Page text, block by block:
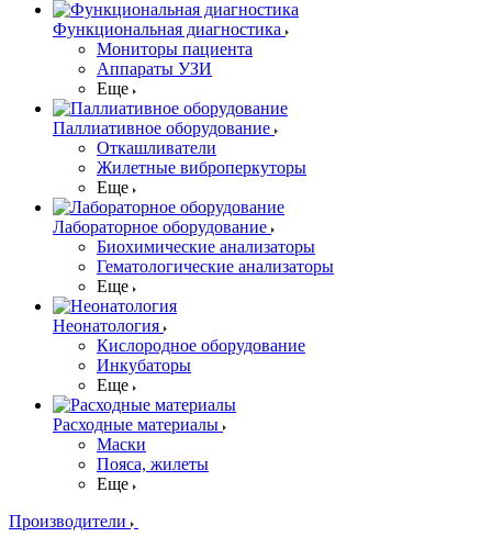
Функциональная диагностика
Мониторы пациента
Аппараты УЗИ
Еще
Паллиативное оборудование
Откашливатели
Жилетные виброперкуторы
Еще
Лабораторное оборудование
Биохимические анализаторы
Гематологические анализаторы
Еще
Неонатология
Кислородное оборудование
Инкубаторы
Еще
Расходные материалы
Маски
Пояса, жилеты
Еще
Производители